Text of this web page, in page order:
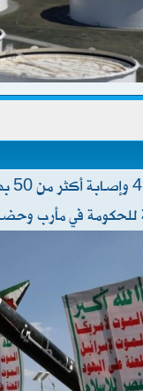
للحكومة في مأرب